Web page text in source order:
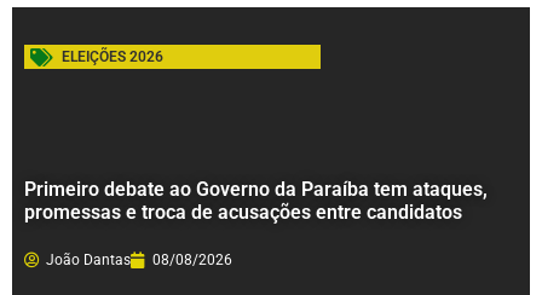
ELEIÇÕES 2026
Primeiro debate ao Governo da Paraíba tem ataques,
promessas e troca de acusações entre candidatos
João Dantas 08/08/2026